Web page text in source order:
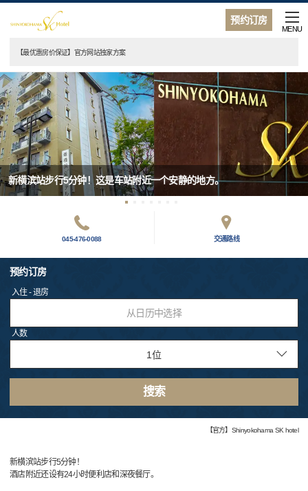
预约订房
MENU
【最优惠房价保证】官方网站独家方案
新横滨站步行5分钟！这是车站附近一个安静的地方。
045-476-0088 交通路线
预约订房
入住 - 退房
从日历中选择
人数
搜索
【官方】Shinyokohama SK hotel
新横滨站步行5分钟！
酒店附近还设有24小时便利店和深夜餐厅。